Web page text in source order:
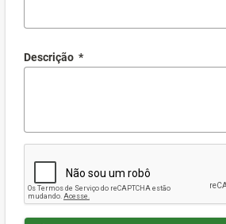
Descrição *